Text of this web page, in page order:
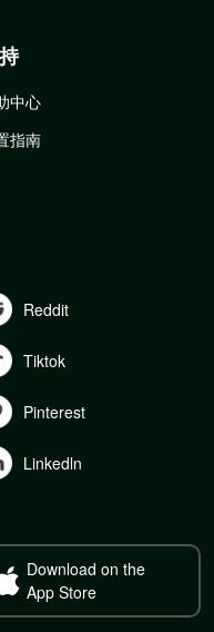
中心
指南
Reddit
Tiktok
Pinterest
Linkedln
Download on the
App Store